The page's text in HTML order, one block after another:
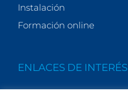
Instalación
Formación online
ENLACES DE INTERÉS